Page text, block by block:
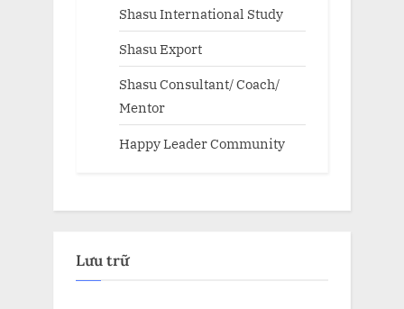
Shasu International Study
Shasu Export
Shasu Consultant/ Coach/
Mentor
Happy Leader Community
Lưu trữ